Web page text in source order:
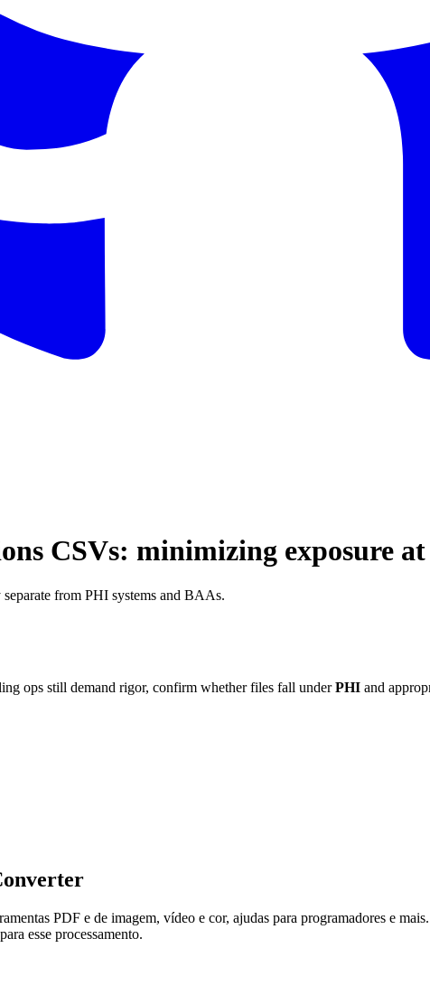
CSVs: minimizing exposure
from PHI systems and BAAs.
ops still demand rigor, confirm whether files fall under PHI and
PDF e de imagem, vídeo e cor, ajudas para programadores e
esse processamento.